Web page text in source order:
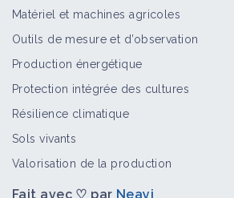
Matériel et machines agricoles
Outils de mesure et d’observation
Production énergétique
Protection intégrée des cultures
Résilience climatique
Sols vivants
Valorisation de la production
Fait avec ♡ par Neayi